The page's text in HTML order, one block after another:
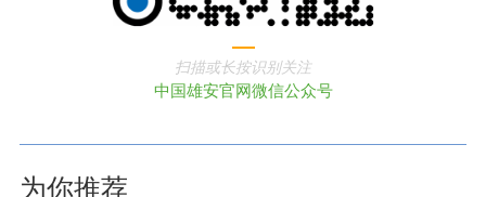
扫描或长按识别关注
中国雄安官网微信公众号
为你推荐